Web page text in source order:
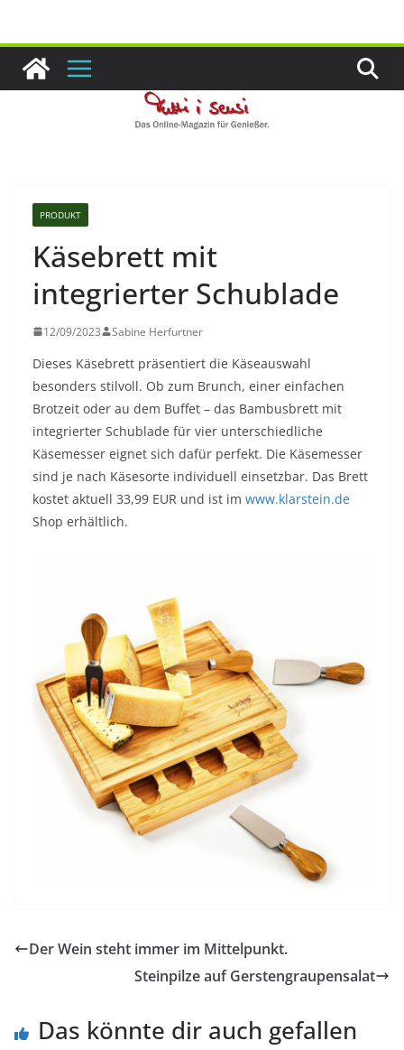
springen
PRODUKT
Käsebrett mit
integrierter Schublade
12/09/2023 Sabine Herfurtner
Dieses Käsebrett präsentiert die Käseauswahl
besonders stilvoll. Ob zum Brunch, einer einfachen
Brotzeit oder au dem Buffet – das Bambusbrett mit
integrierter Schublade für vier unterschiedliche
Käsemesser eignet sich dafür perfekt. Die Käsemesser
sind je nach Käsesorte individuell einsetzbar. Das Brett
kostet aktuell 33,99 EUR und ist im www.klarstein.de
Shop erhältlich.
Der Wein steht immer im Mittelpunkt.
Steinpilze auf Gerstengraupensalat
Das könnte dir auch gefallen